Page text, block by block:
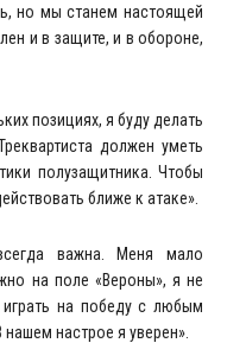
но мы станем настоящей
и в защите, и в обороне,
позициях, я буду делать
должен уметь
полузащитника. Чтобы
ближе к атаке».
важна. Меня мало
на поле «Вероны», я не
на победу с любым
настрое я уверен».